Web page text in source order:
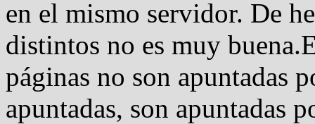
en el mismo servidor. De
distintos no es muy
páginas no son apuntadas
apuntadas, son apuntadas